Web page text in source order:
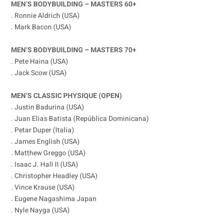
MEN’S BODYBUILDING – MASTERS 60+
. Ronnie Aldrich (USA)
. Mark Bacon (USA)
MEN’S BODYBUILDING – MASTERS 70+
. Pete Haina (USA)
. Jack Scow (USA)
MEN’S CLASSIC PHYSIQUE (OPEN)
. Justin Badurina (USA)
. Juan Elias Batista (República Dominicana)
. Petar Duper (Italia)
. James English (USA)
. Matthew Greggo (USA)
. Isaac J. Hall II (USA)
. Christopher Headley (USA)
. Vince Krause (USA)
. Eugene Nagashima Japan
. Nyle Nayga (USA)